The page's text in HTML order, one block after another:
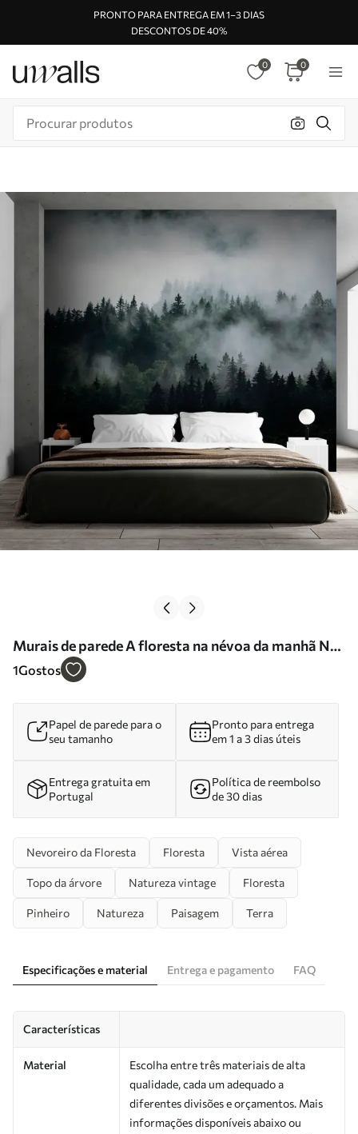
PRONTO PARA ENTREGA EM 1–3 DIAS
DESCONTOS DE 40%
0 0
Murais de parede A floresta na névoa da manhã Nr.
u74233
1Gostos
Papel de parede para o
seu tamanho
Pronto para entrega
em 1 a 3 dias úteis
Entrega gratuita em
Portugal
Política de reembolso
de 30 dias
Nevoreiro da Floresta Floresta Vista aérea
Topo da árvore Natureza vintage Floresta
Pinheiro Natureza Paisagem Terra
Especificações e material Entrega e pagamento FAQ
Características
Material
Escolha entre três materiais de alta
qualidade, cada um adequado a
diferentes divisões e orçamentos. Mais
informações disponíveis abaixo ou